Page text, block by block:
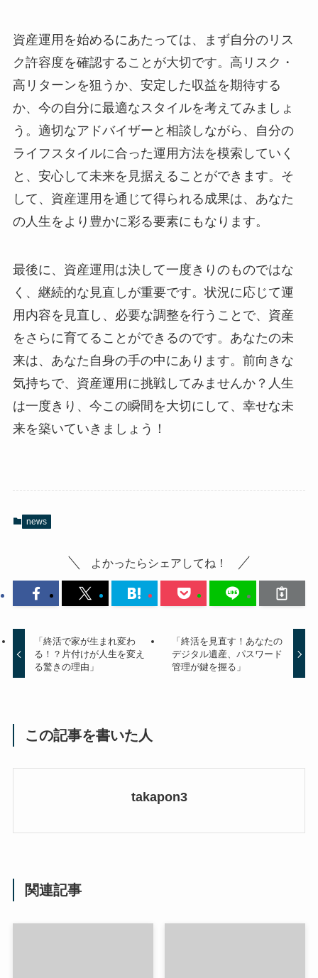
資産運用を始めるにあたっては、まず自分のリス
ク許容度を確認することが大切です。高リスク・
高リターンを狙うか、安定した収益を期待する
か、今の自分に最適なスタイルを考えてみましょ
う。適切なアドバイザーと相談しながら、自分の
ライフスタイルに合った運用方法を模索していく
と、安心して未来を見据えることができます。そ
して、資産運用を通じて得られる成果は、あなた
の人生をより豊かに彩る要素にもなります。
最後に、資産運用は決して一度きりのものではな
く、継続的な見直しが重要です。状況に応じて運
用内容を見直し、必要な調整を行うことで、資産
をさらに育てることができるのです。あなたの未
来は、あなた自身の手の中にあります。前向きな
気持ちで、資産運用に挑戦してみませんか？人生
は一度きり、今この瞬間を大切にして、幸せな未
来を築いていきましょう！
news
よかったらシェアしてね！
「終活で家が生まれ変わ
る！？片付けが人生を変え
る驚きの理由」
「終活を見直す！あなたの
デジタル遺産、パスワード
管理が鍵を握る」
この記事を書いた人
takapon3
関連記事